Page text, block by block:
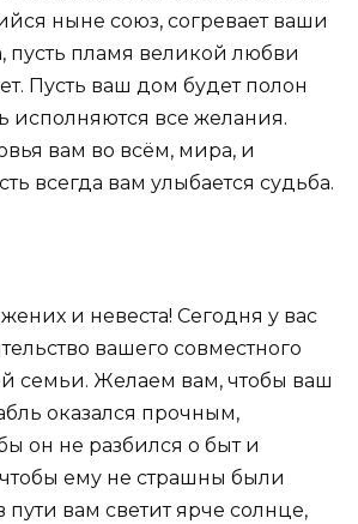
ныне союз, согревает ваши
пламя великой любви
Пусть ваш дом будет полон
исполняются все желания.
вам во всём, мира, и
всегда вам улыбается судьба.
и невеста! Сегодня у вас
вашего совместного
семьи. Желаем вам, чтобы ваш
оказался прочным,
он не разбился о быт и
ему не страшны были
пути вам светит ярче солнце,